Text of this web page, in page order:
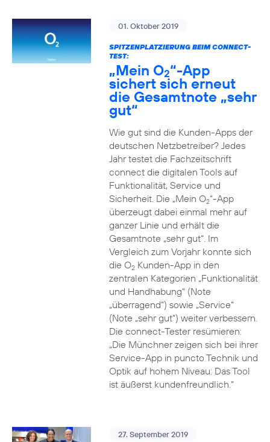
01. Oktober 2019
SPITZENPLATZIERUNG BEIM CONNECT-
TEST:
„Mein O2“-App
sichert sich erneut
die Gesamtnote „sehr
gut“
Wie gut sind die Kunden-Apps der
deutschen Netzbetreiber? Jedes
Jahr testet die Fachzeitschrift
connect die digitalen Tools auf
Funktionalität, Service und
Sicherheit. Die „Mein O2“-App
überzeugt dabei einmal mehr auf
ganzer Linie und erhält die
Gesamtnote „sehr gut“. Im
Vergleich zum Vorjahr konnte sich
die O2Kunden-App in den
zentralen Kategorien „Funktionalität
und Handhabung“ (Note
„überragend“) sowie „Service“
(Note „sehr gut“) weiter verbessern.
Die connect-Tester resümieren:
„Die Münchner zeigen sich bei ihrer
Service-App in puncto Technik und
Optik auf hohem Niveau: Das Tool
ist äußerst kundenfreundlich.“
27. September 2019